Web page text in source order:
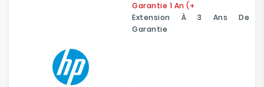
Garantie 1 An (+
Extension À 3 Ans De
Garantie